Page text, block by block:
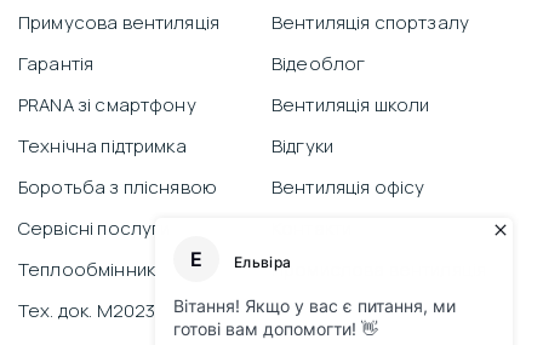
Примусова вентиляція
Гарантія
PRANA зі смартфону
Технічна підтримка
Боротьба з пліснявою
Сервісні послуги
Теплообмінник
Тех. док. M2023
Вентиляція спортзалу
Відеоблог
Вентиляція школи
Відгуки
Вентиляція офісу
Промислова вентиляція